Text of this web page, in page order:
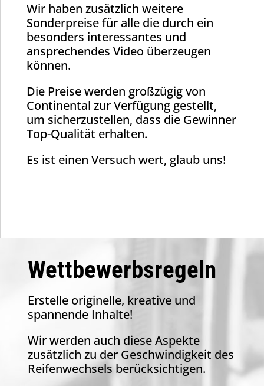
Wir haben zusätzlich weitere
Sonderpreise für alle die durch ein
besonders interessantes und
ansprechendes Video überzeugen
können.
Die Preise werden großzügig von
Continental zur Verfügung gestellt,
um sicherzustellen, dass die Gewinner
Top-Qualität erhalten.
Es ist einen Versuch wert, glaub uns!
Wettbewerbsregeln
Erstelle originelle, kreative und
spannende Inhalte!
Wir werden auch diese Aspekte
zusätzlich zu der Geschwindigkeit des
Reifenwechsels berücksichtigen.